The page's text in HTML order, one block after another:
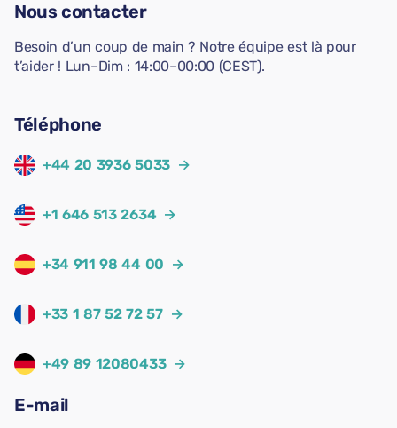
Nous contacter
Besoin d’un coup de main ? Notre équipe est là pour
t’aider ! Lun–Dim : 14:00–00:00 (CEST).
Téléphone
+44 20 3936 5033 →
+1 646 513 2634 →
+34 911 98 44 00 →
+33 1 87 52 72 57 →
+49 89 12080433 →
E-mail